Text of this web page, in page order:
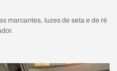
marcantes, luzes de seta e de ré